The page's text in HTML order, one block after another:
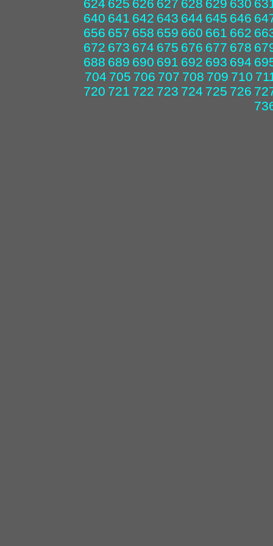
624 625 626 627 628 629 630
640 641 642 643 644 645 646
656 657 658 659 660 661 662
672 673 674 675 676 677 678
688 689 690 691 692 693 694
704 705 706 707 708 709 710
720 721 722 723 724 725 726